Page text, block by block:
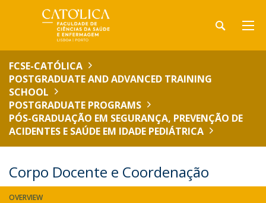
FCSE-CATÓLICA
POSTGRADUATE AND ADVANCED TRAINING
SCHOOL
POSTGRADUATE PROGRAMS
PÓS-GRADUAÇÃO EM SEGURANÇA, PREVENÇÃO DE
ACIDENTES E SAÚDE EM IDADE PEDIÁTRICA
Corpo Docente e Coordenação
OVERVIEW